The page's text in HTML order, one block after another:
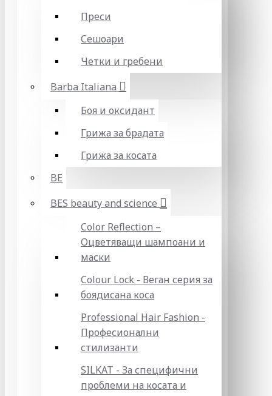
Преси
Сешоари
Четки и гребени
Barba Italiana
Боя и оксидант
Грижа за брадата
Грижа за косата
BE
BES beauty and science
Color Reflection –
Оцветяващи шампоани и
маски
Colour Lock - Веган серия за
боядисана коса
Professional Hair Fashion -
Професионални
стилизанти
SILKAT - За специфични
проблеми на косата и